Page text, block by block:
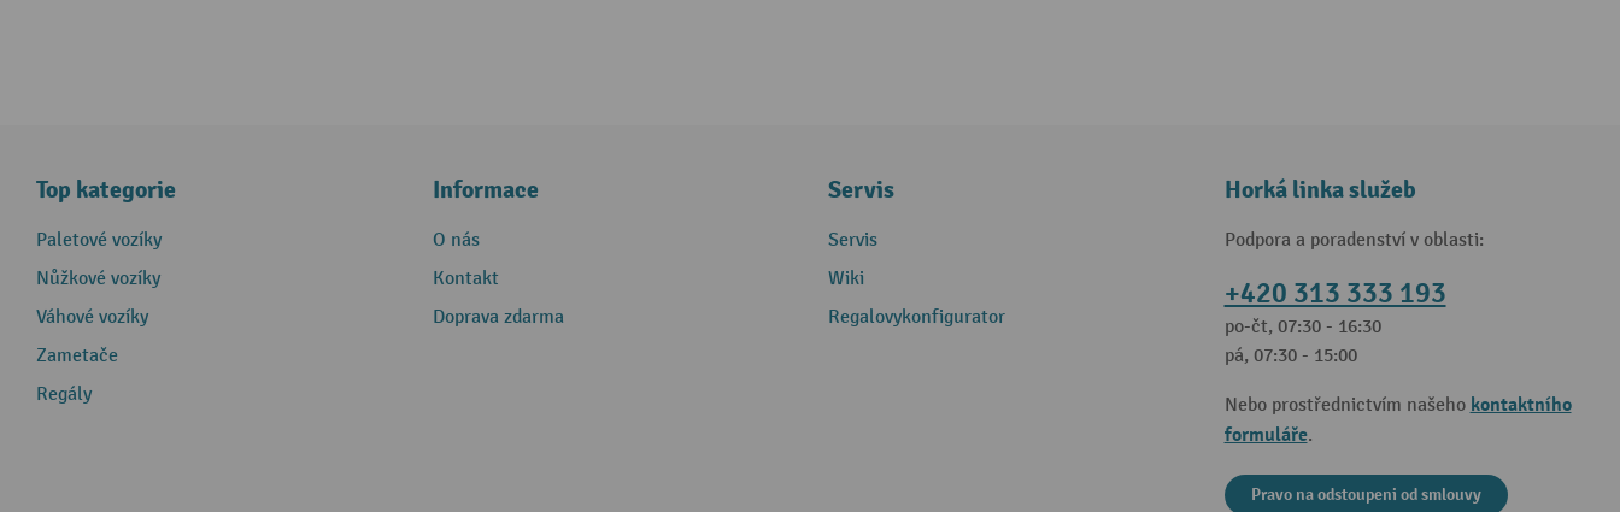
Top kategorie
Paletové vozíky
Nůžkové vozíky
Váhové vozíky
Zametače
Regály
Informace
O nás
Kontakt
Doprava zdarma
Servis
Servis
Wiki
Regalovykonfigurator
Horká linka služeb
Podpora a poradenství v oblasti:
+420 313 333 193
po-čt, 07:30 - 16:30
pá, 07:30 - 15:00
Nebo prostřednictvím našeho kontaktního
formuláře.
Pravo na odstoupeni od smlouvy